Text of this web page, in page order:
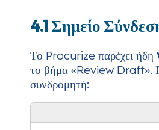
4.1 Σημείο
Το Procurize παρέχει ήδη
το βήμα «Review Draft».
συνδρομητή: